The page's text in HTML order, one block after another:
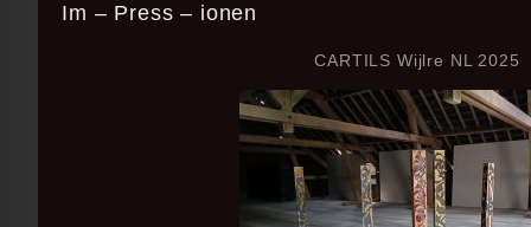
Im – Press – ionen
CARTILS Wijlre NL 2025